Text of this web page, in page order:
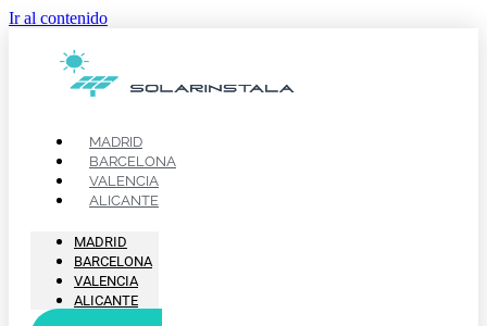
Ir al contenido
MADRID
BARCELONA
VALENCIA
ALICANTE
MADRID
BARCELONA
VALENCIA
ALICANTE